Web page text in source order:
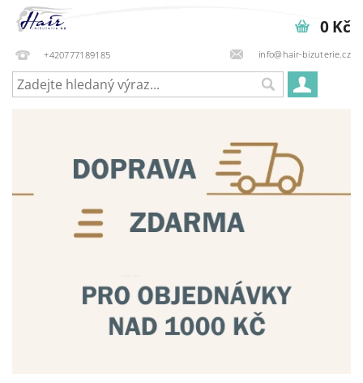
+420777189185 info@hair-bizuterie.cz
0 Kč